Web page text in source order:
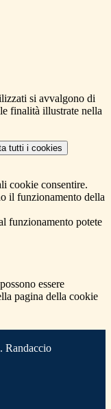
si avvalgono di
finalità illustrate nella
tutti i cookies
cookie consentire.
il funzionamento della
funzionamento potete
essere
pagina della cookie
Randaccio